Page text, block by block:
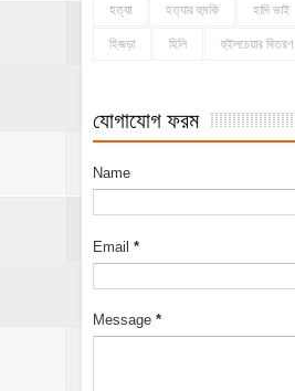
হত্যা হত্যার হুমকি হাদি ভাই
হিজড়া হিলি হুইলচেয়ার বিতরণ
যোগাযোগ ফরম
Name
Email *
Message *